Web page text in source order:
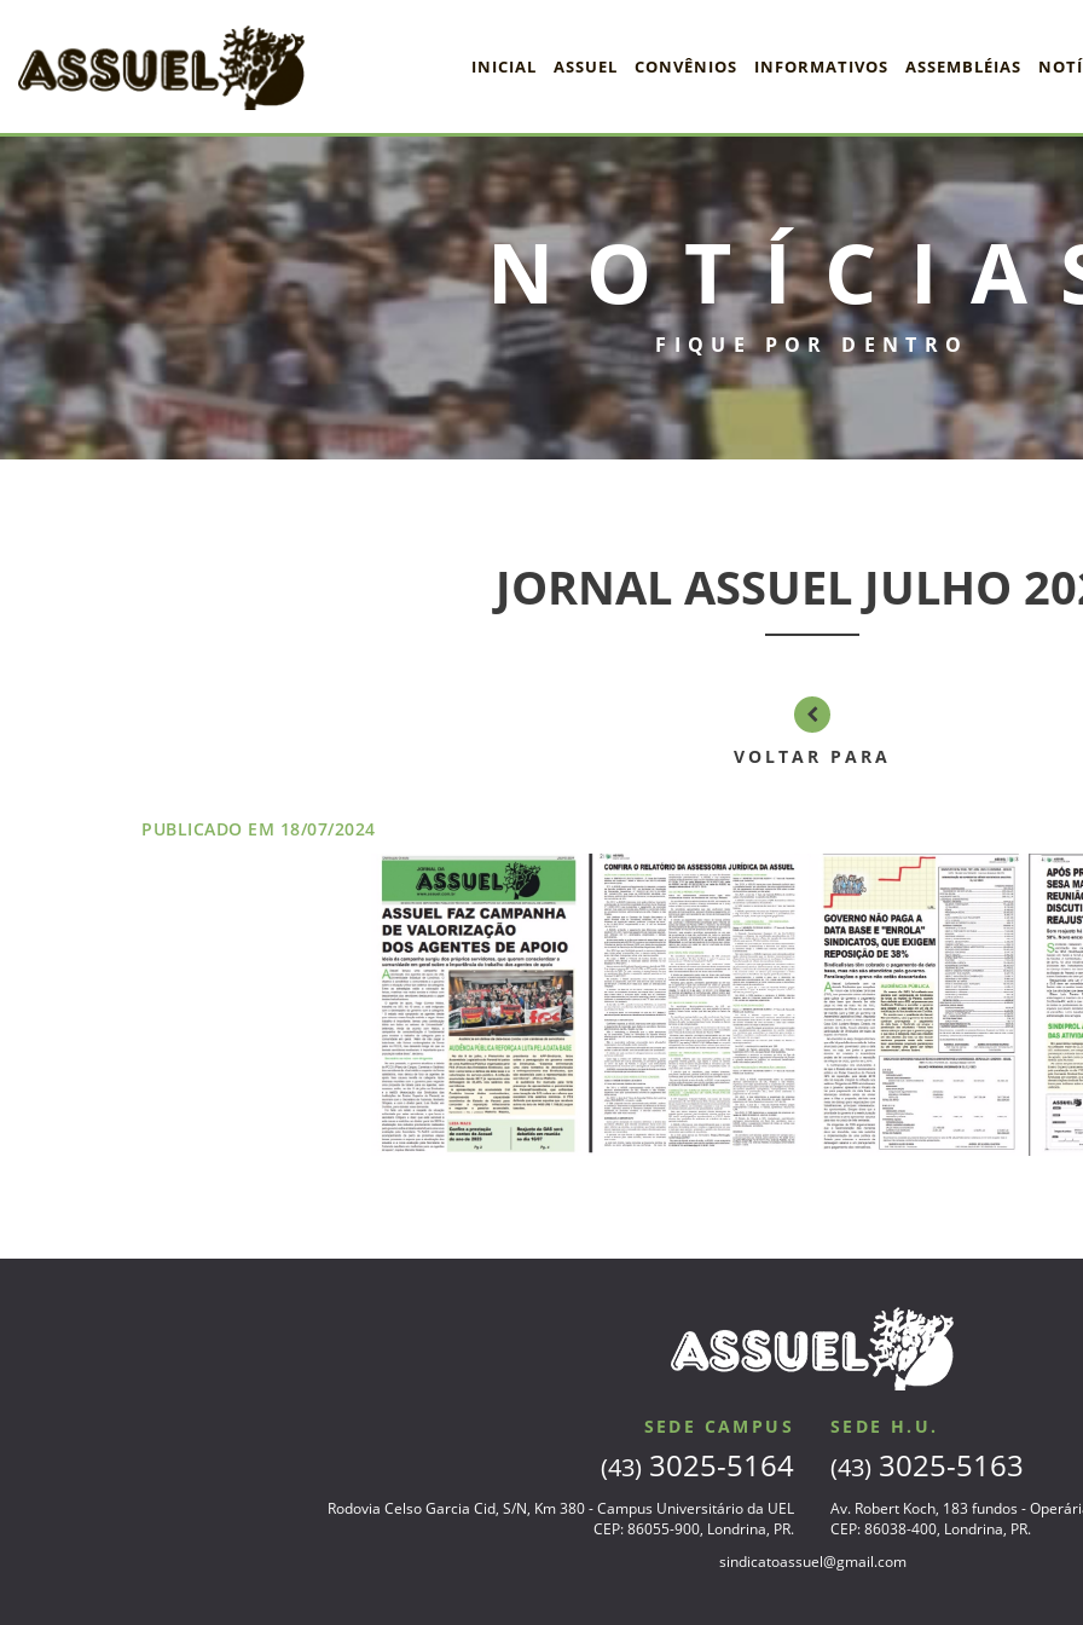
INICIAL
ASSUEL
CONVÊNIOS
INFORMATIVOS
ASSEMBLÉIAS
CONTATO
INICIAL ASSUEL CONVÊNIOS INFORMATIVOS ASSEMBLÉIAS
FIQUE POR DENTRO
JORNAL ASSUEL JULHO
VOLTAR PARA
PUBLICADO EM 18/07/2024
SEDE CAMPUS
(43) 3025-5164
Rodovia Celso Garcia Cid, S/N, Km 380 - Campus Universitário da UEL
CEP: 86055-900, Londrina, PR.
SEDE H.U.
(43) 3025-5163
Av. Robert Koch, 183 fundos -
CEP: 86038-400, Londrina, PR.
sindicatoassuel@gmail.com